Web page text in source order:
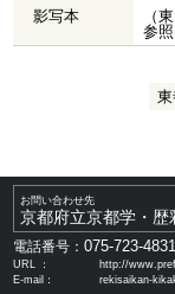
影写本
（
参照
お問い合わせ先
京都府立京都学・歴
電話番号：075-723-4831
URL ：
http://
E-mail：
rekisaikan-